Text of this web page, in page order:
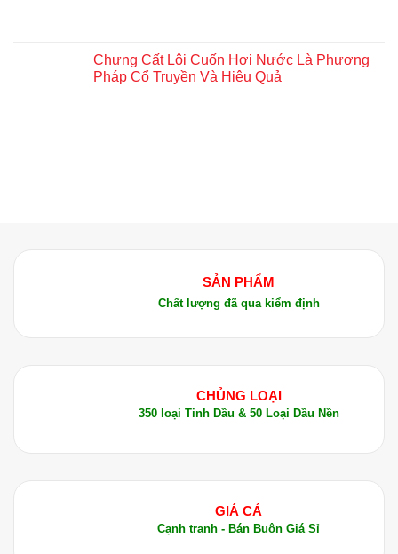
Chưng Cất Lôi Cuốn Hơi Nước Là Phương
Pháp Cổ Truyền Và Hiệu Quả
SẢN PHẨM
Chất lượng đã qua kiểm định
CHỦNG LOẠI
350 loại Tinh Dầu & 50 Loại Dầu Nền
GIÁ CẢ
Cạnh tranh - Bán Buôn Giá Sỉ